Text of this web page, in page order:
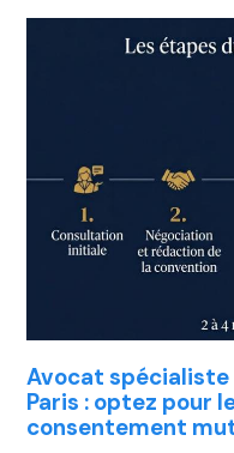
Avocat spécialiste
Paris : optez pour
consentement